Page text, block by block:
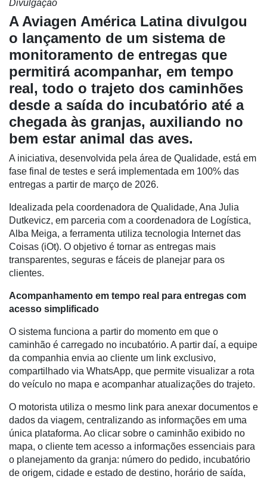
Cadastre-
Minha
conta
Notícias
Mercado
Troca
de
Cadeira
Artigos
Agenda
Agricultura
de
Divulgação
A Aviagen América Latina divulgou
o lançamento de um sistema de
monitoramento de entregas que
permitirá acompanhar, em tempo
real, todo o trajeto dos caminhões
desde a saída do incubatório até a
chegada às granjas, auxiliando no
bem estar animal das aves.
A iniciativa, desenvolvida pela área de Qualidade, está em
fase final de testes e será implementada em 100% das
entregas a partir de março de 2026.
Idealizada pela coordenadora de Qualidade, Ana Julia
Dutkevicz, em parceria com a coordenadora de Logística,
Alba Meiga, a ferramenta utiliza tecnologia Internet das
Coisas (iOt). O objetivo é tornar as entregas mais
transparentes, seguras e fáceis de planejar para os
clientes.
Acompanhamento em tempo real para entregas com
acesso simplificado
O sistema funciona a partir do momento em que o
caminhão é carregado no incubatório. A partir daí, a equipe
da companhia envia ao cliente um link exclusivo,
compartilhado via WhatsApp, que permite visualizar a rota
do veículo no mapa e acompanhar atualizações do trajeto.
O motorista utiliza o mesmo link para anexar documentos e
dados da viagem, centralizando as informações em uma
única plataforma. Ao clicar sobre o caminhão exibido no
mapa, o cliente tem acesso a informações essenciais para
o planejamento da granja: número do pedido, incubatório
de origem, cidade e estado de destino, horário de saída,